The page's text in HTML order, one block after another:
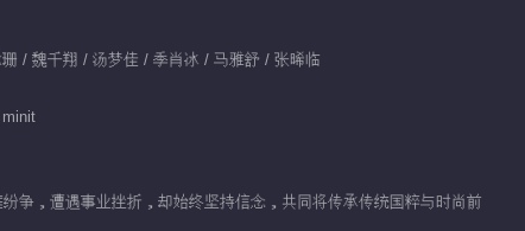
/ 魏千翔 / 汤梦佳 / 季肖冰 / 马雅舒 / 张晞临
争，遭遇事业挫折，却始终坚持信念，共同将传承传统国粹与时尚前